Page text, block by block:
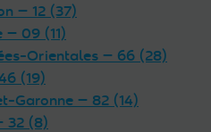
— 12 (37)
— 09 (11)
Orientales — 66 (28)
(19)
Garonne — 82 (14)
32 (8)